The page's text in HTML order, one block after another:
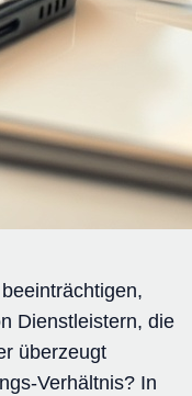
Dienstleistern, die
überzeugt
Verhältnis? In